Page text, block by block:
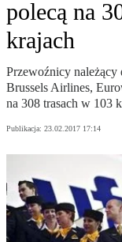
polecą na
krajach
Przewoźnicy
Brussels Airlines,
na 308 trasach w 103
Publikacja: 23.02.2017 17:14